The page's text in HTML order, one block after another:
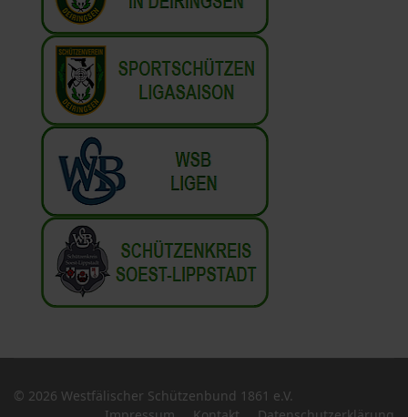
© 2026 Westfälischer Schützenbund 1861 e.V.